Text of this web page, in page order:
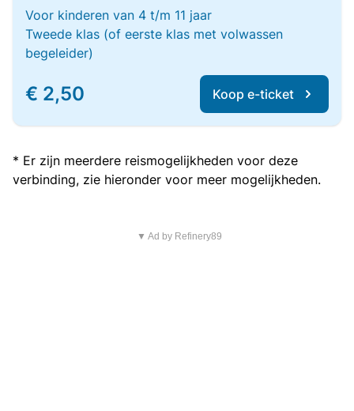
Voor kinderen van 4 t/m 11 jaar
Tweede klas (of eerste klas met volwassen
begeleider)
€ 2,50 Koop e-ticket
* Er zijn meerdere reismogelijkheden voor deze
verbinding, zie hieronder voor meer mogelijkheden.
▼ Ad by Refinery89